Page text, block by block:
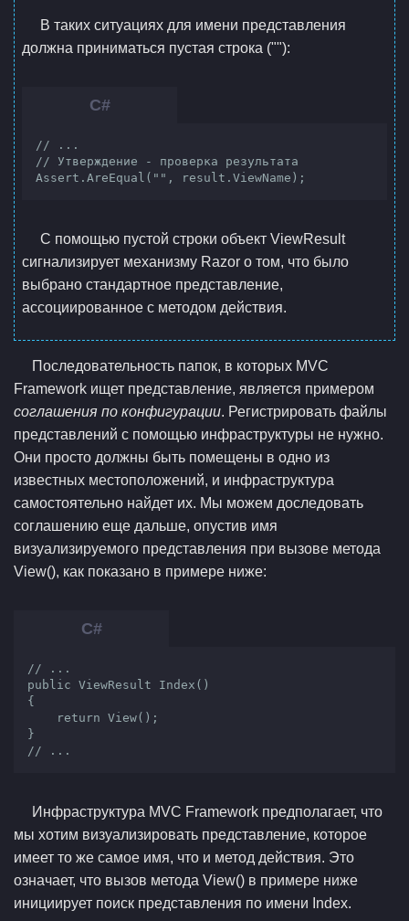
В таких ситуациях для имени представления
должна приниматься пустая строка (""):
// ...
// Утверждение - проверка результата
Assert.AreEqual("", result.ViewName);
С помощью пустой строки объект ViewResult
сигнализирует механизму Razor о том, что было
выбрано стандартное представление,
ассоциированное с методом действия.
Последовательность папок, в которых MVC
Framework ищет представление, является примером
соглашения по конфигурации. Регистрировать файлы
представлений с помощью инфраструктуры не нужно.
Они просто должны быть помещены в одно из
известных местоположений, и инфраструктура
самостоятельно найдет их. Мы можем доследовать
соглашению еще дальше, опустив имя
визуализируемого представления при вызове метода
View(), как показано в примере ниже:
// ...
public ViewResult Index()
{
}
// ...
Инфраструктура MVC Framework предполагает, что
мы хотим визуализировать представление, которое
имеет то же самое имя, что и метод действия. Это
означает, что вызов метода View() в примере ниже
инициирует поиск представления по имени Index.